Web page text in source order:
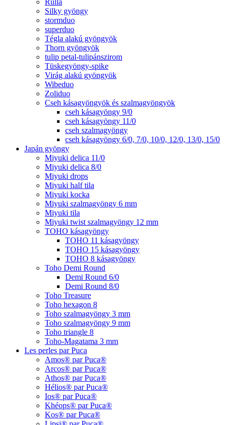
Rulla
Silky gyöngy
stormduo
superduo
Tégla alakú gyöngyök
Thorn gyöngyök
tulip petal-tulipánszirom
Tüskegyöngy-spike
Virág alakú gyöngyök
Wibeduo
Zoliduo
Cseh kásagyöngyök és szalmagyöngyök
cseh kásagyöngy 9/0
cseh kásagyöngy 11/0
cseh szalmagyöngy
cseh kásagyöngy 6/0, 7/0, 10/0, 12/0, 13/0, 15/0
Japán gyöngy
Miyuki delica 11/0
Miyuki delica 8/0
Miyuki drops
Miyuki half tila
Miyuki kocka
Miyuki szalmagyöngy 6 mm
Miyuki tila
Miyuki twist szalmagyöngy 12 mm
TOHO kásagyöngy
TOHO 11 kásagyöngy
TOHO 15 kásagyöngy
TOHO 8 kásagyöngy
Toho Demi Round
Demi Round 6/0
Demi Round 8/0
Toho Treasure
Toho hexagon 8
Toho szalmagyöngy 3 mm
Toho szalmagyöngy 9 mm
Toho triangle 8
Toho-Magatama 3 mm
Les perles par Puca
Amos® par Puca®
Arcos® par Puca®
Athos® par Puca®
Hélios® par Puca®
Ios® par Puca®
Khéops® par Puca®
Kos® par Puca®